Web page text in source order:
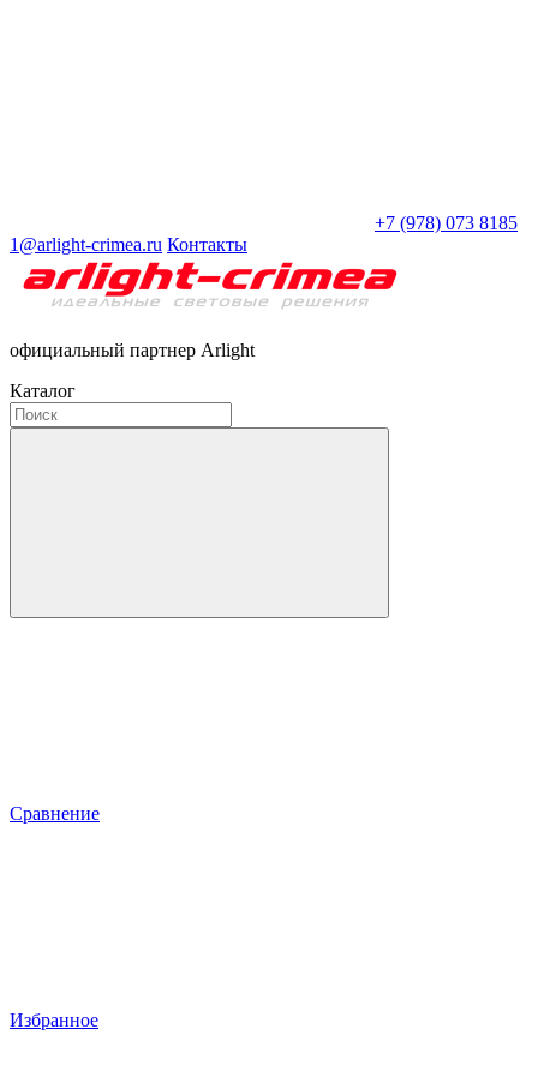
+7 (978) 073 8185
1@arlight-crimea.ru Контакты
официальный партнер Arlight
Каталог
Сравнение
Избранное